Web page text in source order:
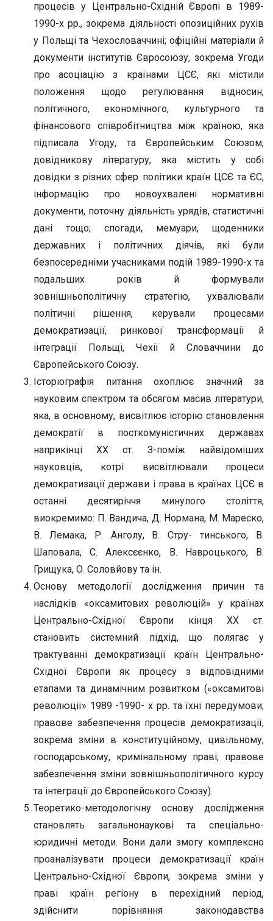
процесів у Центрально-Східній Європі в 1989-
1990-х рр., зокрема діяльності опозиційних рухів
у Польщі та Чехословаччині; офіційні матеріали й
документи інститутів Євросоюзу, зокрема Угоди
про асоціацію з країнами ЦСЄ, які містили
положення щодо регулювання відносин,
політичного, економічного, культурного та
фінансового співробітництва між країною, яка
підписала Угоду, та Європейським Союзом;
довідникову літературу, яка містить у собі
довідки з різних сфер політики країн ЦСЄ та ЄС,
інформацію про новоухвалені нормативні
документи, поточну діяльність урядів, статистичні
дані тощо; спогади, мемуари, щоденники
державних і політичних діячів, які були
безпосередніми учасниками подій 1989-1990-х та
подальших років й формували
зовнішньополітичну стратегію, ухвалювали
політичні рішення, керували процесами
демократизації, ринкової трансформації й
інтеграції Польщі, Чехії й Словаччини до
Європейського Союзу.
Історіографія питання охоплює значний за
науковим спектром та обсягом масив літератури,
яка, в основному, висвітлює історію становлення
демократії в посткомуністичних державах
наприкінці ХХ ст. З-поміж найвідоміших
науковців, котрі висвітлювали процеси
демократизації держави і права в країнах ЦСЄ в
останні десятиріччя минулого століття,
виокремимо: П. Вандича, Д. Нормана, М. Мареско,
В. Лемака, Р. Анголу, В. Стру- тинського, В.
Шаповала, С. Алексєєнко, В. Навроцького, В.
Грищука, О. Соловйову та ін.
Основу методології дослідження причин та
наслідків «оксамитових революцій» у країнах
Центрально-Східної Європи кінця ХХ ст.
становить системний підхід, що полягає у
трактуванні демократизації країн Центрально-
Східної Європи як процесу з відповідними
етапами та динамічним розвитком («оксамитові
революції» 1989 -1990- х рр. та їхні передумови;
правове забезпечення процесів демократизації,
зокрема зміни в конституційному, цивільному,
господарському, кримінальному праві; правове
забезпечення зміни зовнішньополітичного курсу
та інтеграції до Європейського Союзу).
Теоретико-методологічну основу дослідження
становлять загальнонаукові та спеціально-
юридичні методи. Вони дали змогу комплексно
проаналізувати процеси демократизації країн
Центрально-Східної Європи, зокрема зміни у
праві країн регіону в перехідний період,
здійснити порівняння законодавства